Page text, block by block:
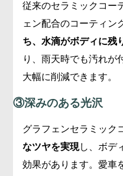
従来のセラミックコー
ェン配合のコーティン
ち、水滴がボディに残
り、雨天時でも汚れが
大幅に削減できます。
③深みのある光沢
グラフェンセラミック
なツヤを実現し、ボデ
効果があります。愛車